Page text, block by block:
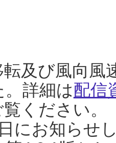
及び風向風
詳細は配信
覧ください。
にお知らせ